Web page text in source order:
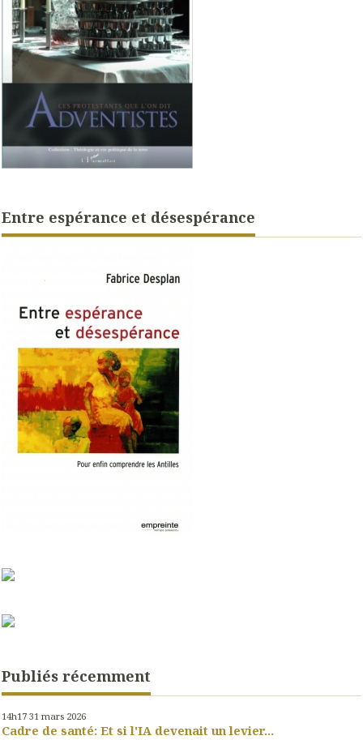
Entre espérance et désespérance
Publiés récemment
14h17 31 mars 2026
Cadre de santé: Et si l'IA devenait un levier...